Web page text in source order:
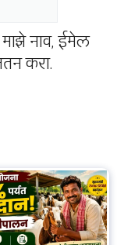
नाव, ईमेल
करा.